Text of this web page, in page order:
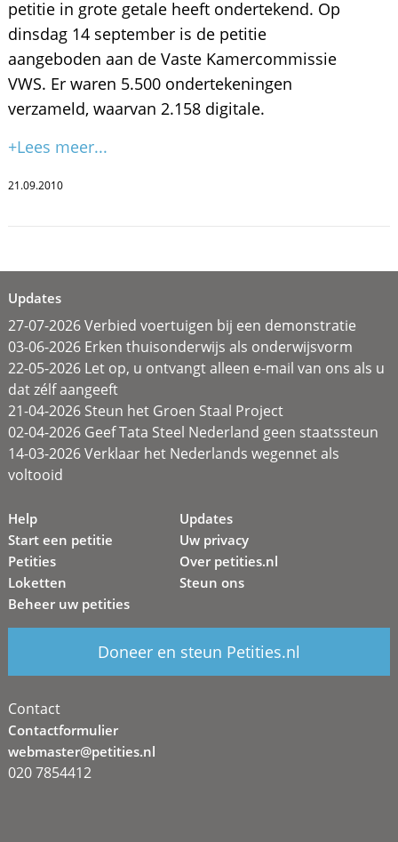
petitie in grote getale heeft ondertekend. Op
dinsdag 14 september is de petitie
aangeboden aan de Vaste Kamercommissie
VWS. Er waren 5.500 ondertekeningen
verzameld, waarvan 2.158 digitale.
+Lees meer...
21.09.2010
Updates
27-07-2026 Verbied voertuigen bij een demonstratie
03-06-2026 Erken thuisonderwijs als onderwijsvorm
22-05-2026 Let op, u ontvangt alleen e-mail van ons als u
dat zélf aangeeft
21-04-2026 Steun het Groen Staal Project
02-04-2026 Geef Tata Steel Nederland geen staatssteun
14-03-2026 Verklaar het Nederlands wegennet als
voltooid
Help
Start een petitie
Petities
Loketten
Beheer uw petities
Updates
Uw privacy
Over petities.nl
Steun ons
Doneer en steun Petities.nl
Contact
Contactformulier
webmaster@petities.nl
020 7854412